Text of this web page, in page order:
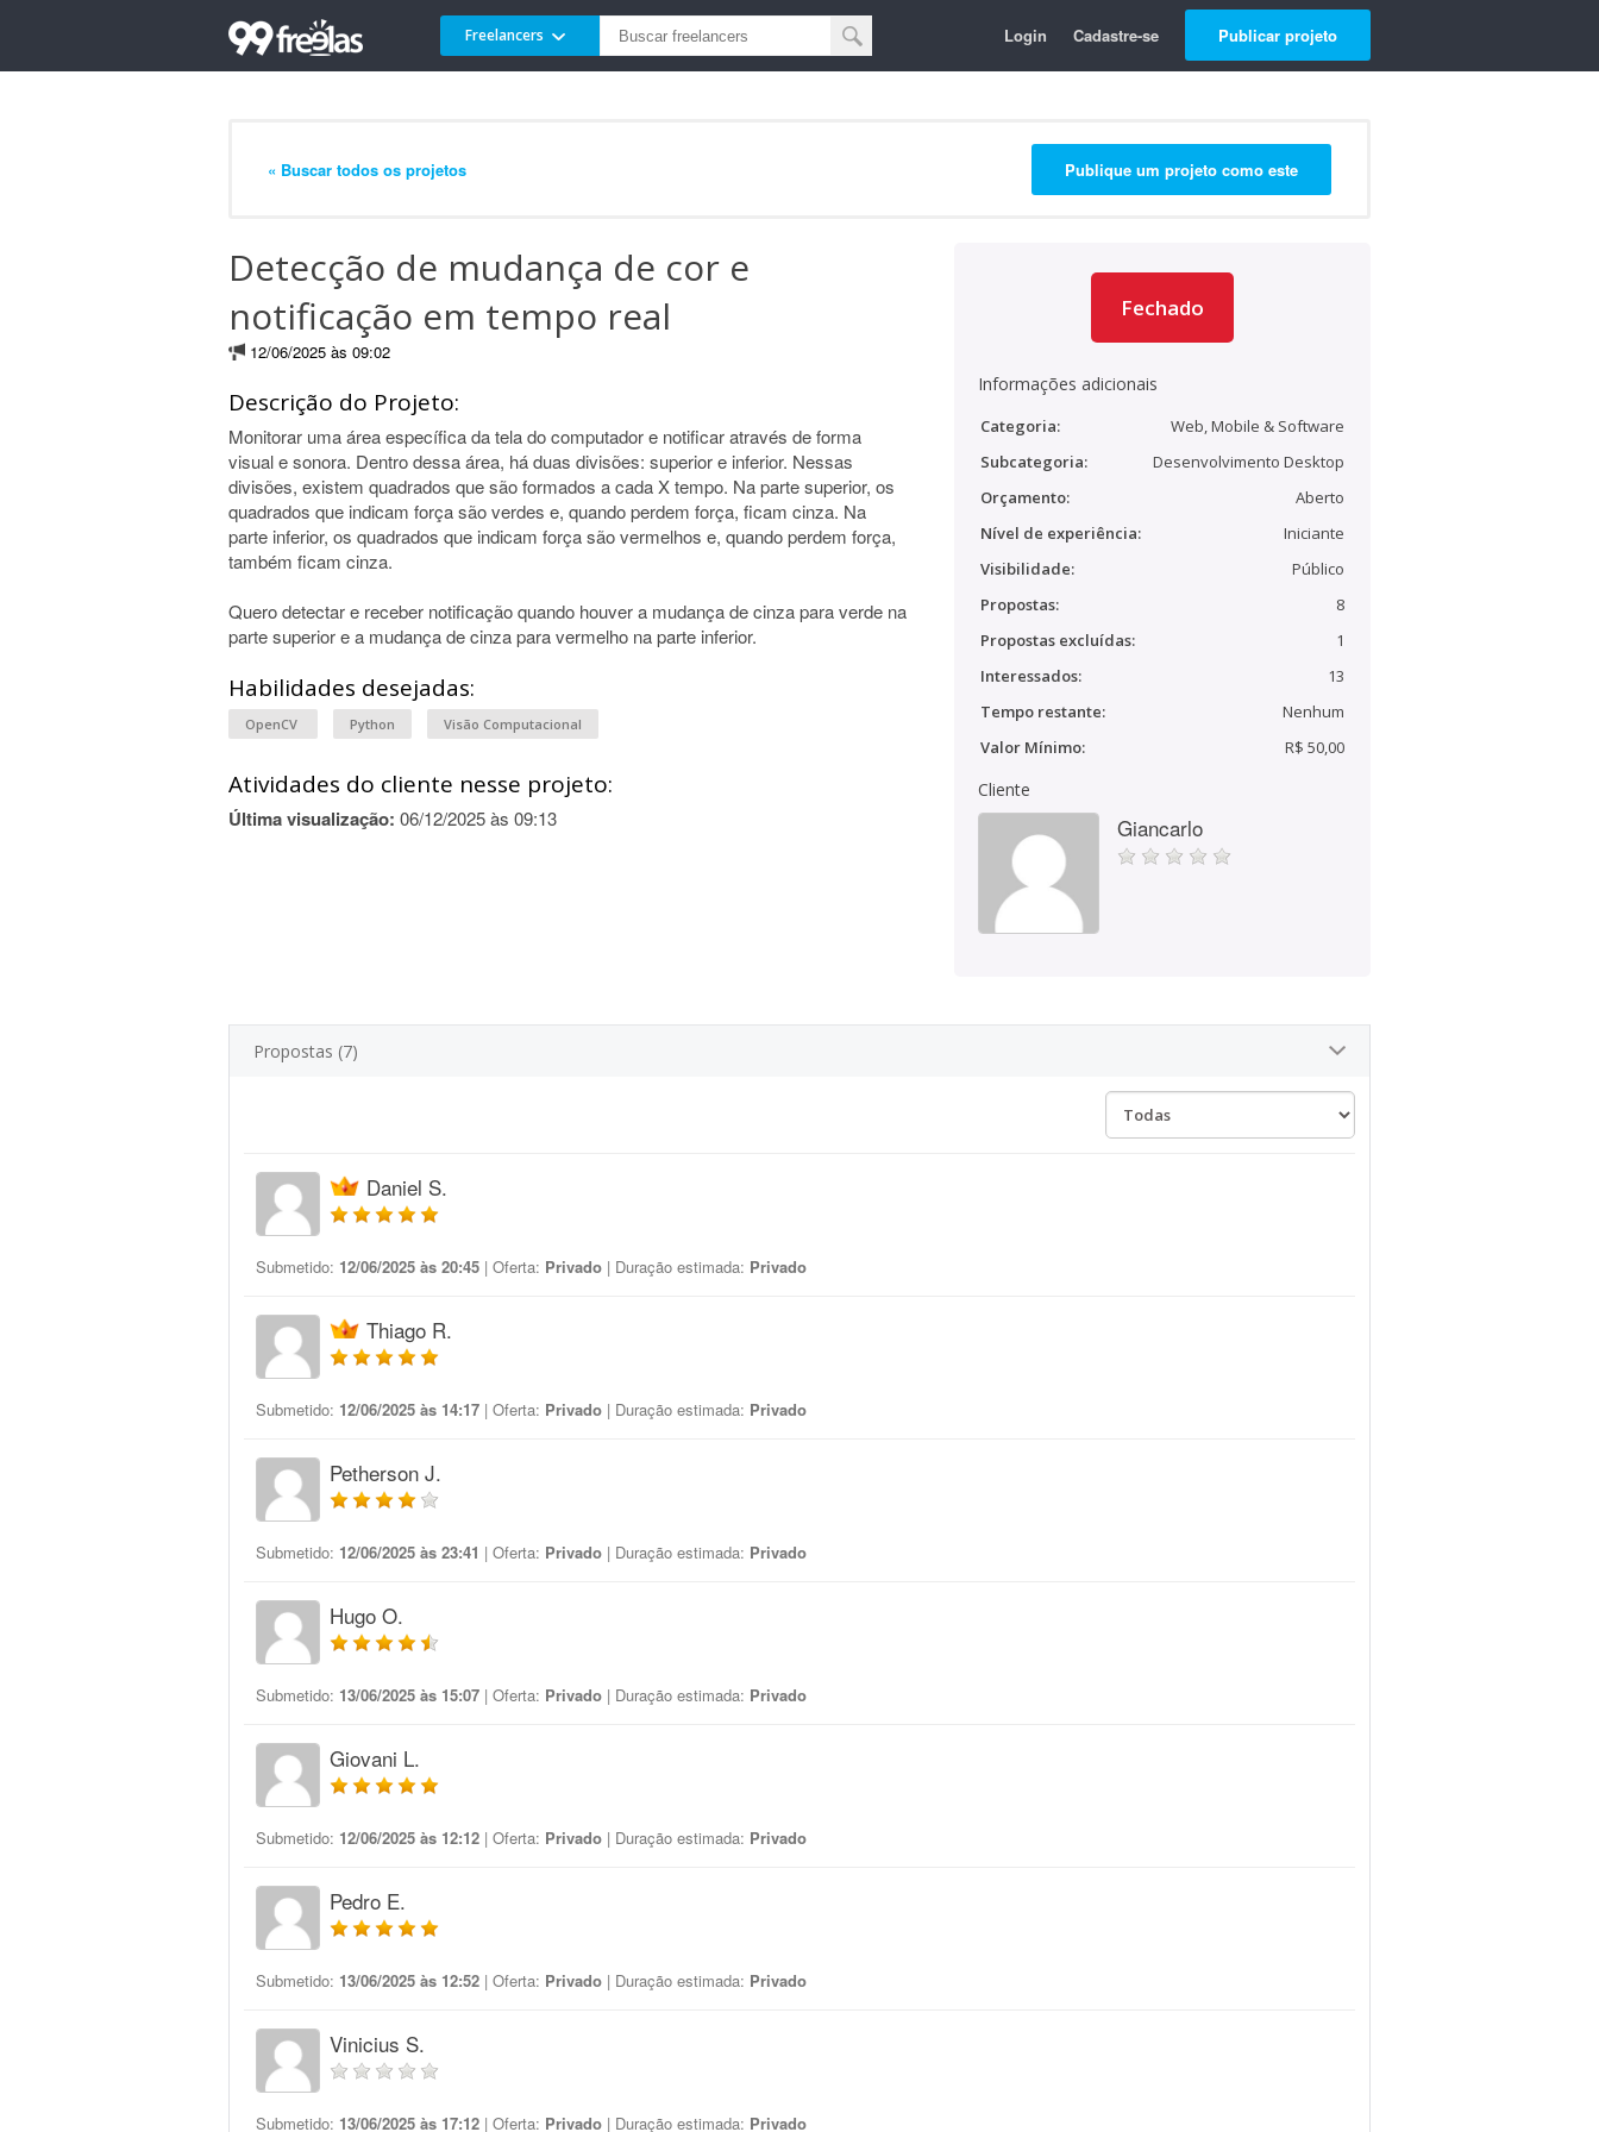
Freelancers Login Cadastre-se Publicar projeto
« Buscar todos os projetos Publique um projeto como este
Detecção de mudança de cor e
notificação em tempo real
12/06/2025 às 09:02
Descrição do Projeto:
Monitorar uma área específica da tela do computador e notificar através de forma
visual e sonora. Dentro dessa área, há duas divisões: superior e inferior. Nessas
divisões, existem quadrados que são formados a cada X tempo. Na parte superior, os
quadrados que indicam força são verdes e, quando perdem força, ficam cinza. Na
parte inferior, os quadrados que indicam força são vermelhos e, quando perdem força,
também ficam cinza.
Quero detectar e receber notificação quando houver a mudança de cinza para verde na
parte superior e a mudança de cinza para vermelho na parte inferior.
Habilidades desejadas:
OpenCV Python Visão Computacional
Atividades do cliente nesse projeto:
Última visualização: 06/12/2025 às 09:13
Fechado
Informações adicionais
Categoria:
Web, Mobile & Software
Subcategoria:
Desenvolvimento Desktop
Orçamento:
Aberto
Nível de experiência:
Iniciante
Visibilidade:
Público
Propostas:
8
Propostas excluídas:
1
Interessados:
13
Tempo restante:
Nenhum
Valor Mínimo:
R$ 50,00
Cliente
Giancarlo
Propostas (7)
Daniel S.
Submetido: 12/06/2025 às 20:45 | Oferta: Privado | Duração estimada: Privado
Thiago R.
Submetido: 12/06/2025 às 14:17 | Oferta: Privado | Duração estimada: Privado
Petherson J.
Submetido: 12/06/2025 às 23:41 | Oferta: Privado | Duração estimada: Privado
Hugo O.
Submetido: 13/06/2025 às 15:07 | Oferta: Privado | Duração estimada: Privado
Giovani L.
Submetido: 12/06/2025 às 12:12 | Oferta: Privado | Duração estimada: Privado
Pedro E.
Submetido: 13/06/2025 às 12:52 | Oferta: Privado | Duração estimada: Privado
Vinicius S.
Submetido: 13/06/2025 às 17:12 | Oferta: Privado | Duração estimada: Privado